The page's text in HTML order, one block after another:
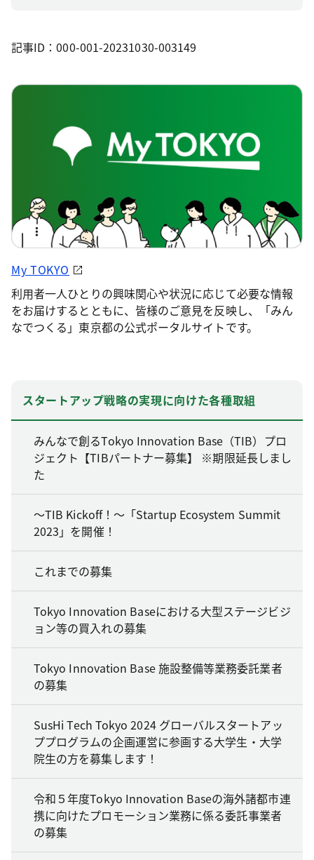
記事ID：000-001-20231030-003149
My TOKYO
利用者一人ひとりの興味関心や状況に応じて必要な情報
をお届けするとともに、皆様のご意見を反映し、「みん
なでつくる」東京都の公式ポータルサイトです。
スタートアップ戦略の実現に向けた各種取組
みんなで創るTokyo Innovation Base（TIB）プロ
ジェクト【TIBパートナー募集】 ※期限延長しまし
た
～TIB Kickoff！～「Startup Ecosystem Summit
2023」を開催！
これまでの募集
Tokyo Innovation Baseにおける大型ステージビジ
ョン等の買入れの募集
Tokyo Innovation Base 施設整備等業務委託業者
の募集
SusHi Tech Tokyo 2024 グローバルスタートアッ
ププログラムの企画運営に参画する大学生・大学
院生の方を募集します！
令和５年度Tokyo Innovation Baseの海外諸都市連
携に向けたプロモーション業務に係る委託事業者
の募集